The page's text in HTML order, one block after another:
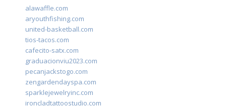
alawaffle.com
aryouthfishing.com
united-basketball.com
tios-tacos.com
cafecito-satx.com
graduacionviu2023.com
pecanjackstogo.com
zengardendayspa.com
sparklejewelryinc.com
ironcladtattoostudio.com